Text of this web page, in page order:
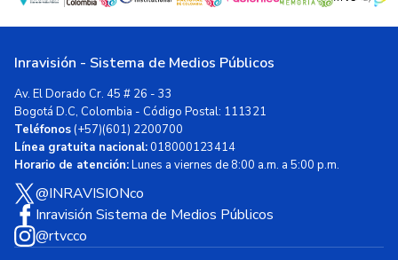
Inravisión - Sistema de Medios Públicos
Av. El Dorado Cr. 45 # 26 - 33
Bogotá D.C, Colombia - Código Postal: 111321
Teléfonos(+57)(601) 2200700
Línea gratuita nacional:018000123414
Horario de atención:Lunes a viernes de 8:00 a.m. a 5:00 p.m.
@INRAVISIONco
Inravisión Sistema de Medios Públicos
@rtvcco